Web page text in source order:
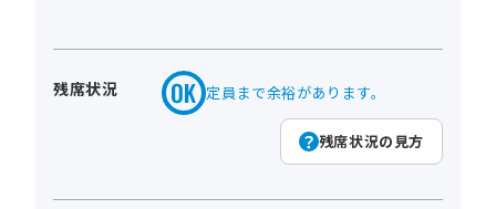
残席状況 定員まで余裕があります。
残席状況の見方